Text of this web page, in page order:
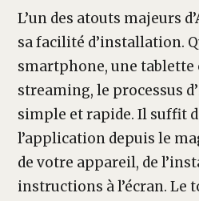
L’un des atouts majeurs
sa facilité d’installation.
smartphone, une tablette
streaming, le processus
simple et rapide. Il suffit
l’application depuis le
de votre appareil, de
instructions à l’écran. Le